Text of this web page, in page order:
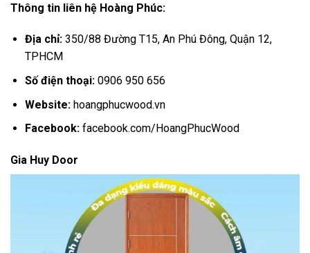
Thông tin liên hệ Hoàng Phúc:
Địa chỉ: 350/88 Đường T15, An Phú Đông, Quận 12,
TPHCM
Số điện thoại:0906 950 656
Website:hoangphucwood.vn
Facebook: facebook.com/HoangPhucWood
Gia Huy Door